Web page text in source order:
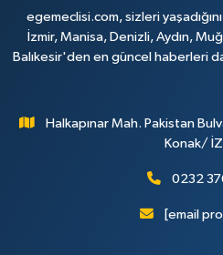
egemeclisi.com, sizleri
İzmir, Manisa, Denizli, Aydın,
Balıkesir'den en güncel haberleri
Halkapınar Mah. Pakistan
Konak/
0232
[email